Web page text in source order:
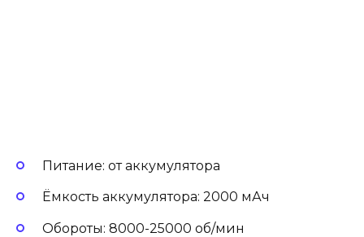
Питание: от аккумулятора
Ёмкость аккумулятора: 2000 мАч
Обороты: 8000-25000 об/мин